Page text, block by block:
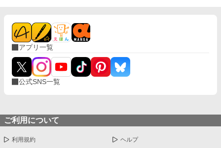
アプリ一覧
公式SNS一覧
ご利用について
利用規約 ヘルプ